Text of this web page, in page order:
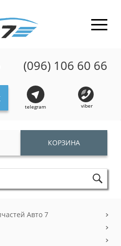
(096) 106 60 66
telegram viber
КОРЗИНА
Авто 7